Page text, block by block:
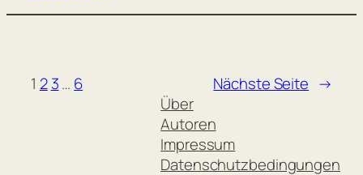
1 2 3… 6 Nächste Seite →
Über
Autoren
Impressum
Datenschutzbedingungen